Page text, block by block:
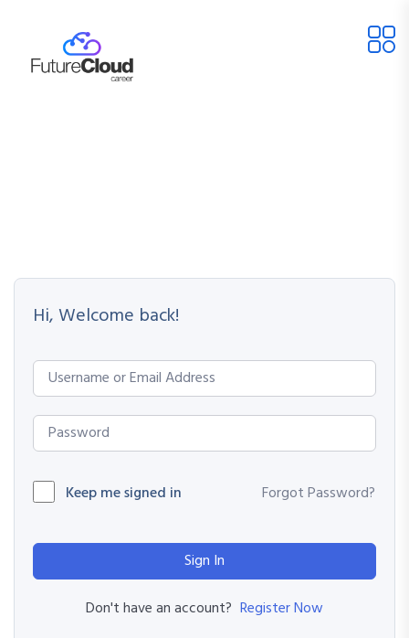
Hi, Welcome back!
Keep me signed in Forgot Password?
Sign In
Don't have an account? Register Now